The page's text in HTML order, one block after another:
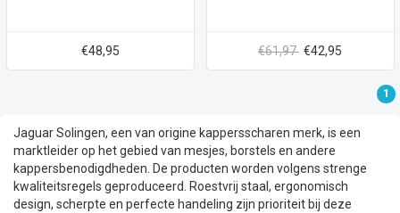
€48,95 €61,97 €42,95
1
Jaguar Solingen, een van origine kappersscharen merk, is een
marktleider op het gebied van mesjes, borstels en andere
kappersbenodigdheden. De producten worden volgens strenge
kwaliteitsregels geproduceerd. Roestvrij staal, ergonomisch
design, scherpte en perfecte handeling zijn prioriteit bij deze